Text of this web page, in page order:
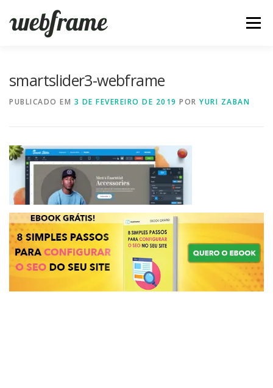
para
Menu
smartslider3-webframe
PUBLICADO EM 3 DE FEVEREIRO DE 2019 POR YURI ZABAN